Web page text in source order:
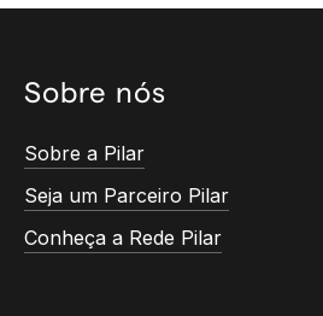
Sobre nós
Sobre a Pilar
Seja um Parceiro Pilar
Conheça a Rede Pilar